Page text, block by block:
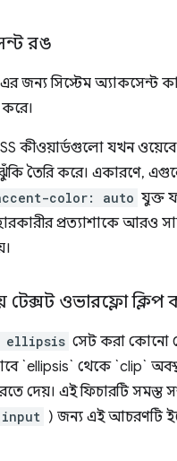
রঙ
এর জন্য সিস্টেম অ্যাকসেন্ট
কীওয়ার্ডগুলো যখন ওয়েবে
ঝুঁকি তৈরি করে। একারণে,
color: auto যুক্ত
প্রত্যাশাকে আরও
টেক্সট ওভারফ্লো ক্লিপ
ellipsis সেট করা কোনো
`ellipsis` থেকে `clip`
দেয়। এই ফিচারটি সমস্ত
input ) জন্য এই আচরণটি